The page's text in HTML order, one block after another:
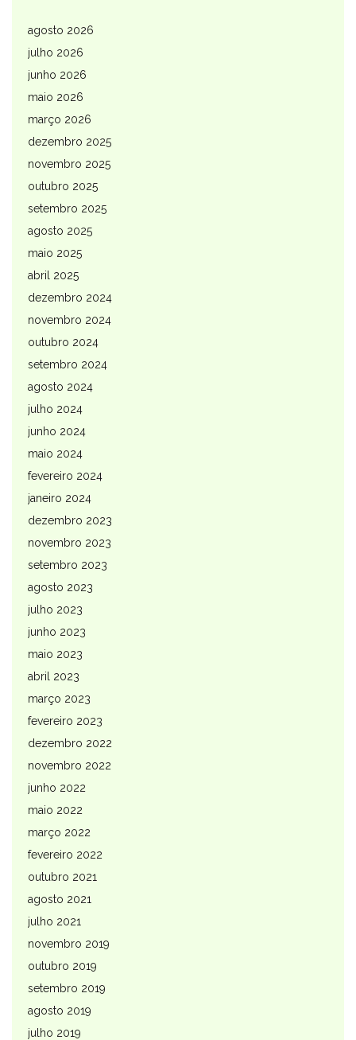
agosto 2026
julho 2026
junho 2026
maio 2026
março 2026
dezembro 2025
novembro 2025
outubro 2025
setembro 2025
agosto 2025
maio 2025
abril 2025
dezembro 2024
novembro 2024
outubro 2024
setembro 2024
agosto 2024
julho 2024
junho 2024
maio 2024
fevereiro 2024
janeiro 2024
dezembro 2023
novembro 2023
setembro 2023
agosto 2023
julho 2023
junho 2023
maio 2023
abril 2023
março 2023
fevereiro 2023
dezembro 2022
novembro 2022
junho 2022
maio 2022
março 2022
fevereiro 2022
outubro 2021
agosto 2021
julho 2021
novembro 2019
outubro 2019
setembro 2019
agosto 2019
julho 2019